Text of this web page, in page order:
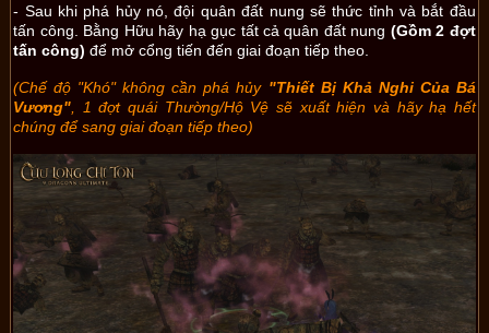
- Sau khi phá hủy nó, đội quân đất nung sẽ thức tỉnh và bắt đầu
tấn công. Bằng Hữu hãy hạ gục tất cả quân đất nung (Gồm 2 đợt
tấn công) để mở cổng tiến đến giai đoạn tiếp theo.
(Chế độ "Khó" không cần phá hủy "Thiết Bị Khả Nghi Của Bá
Vương" , 1 đợt quái Thường/Hộ Vệ sẽ xuất hiện và hãy hạ hết
chúng để sang giai đoạn tiếp theo)